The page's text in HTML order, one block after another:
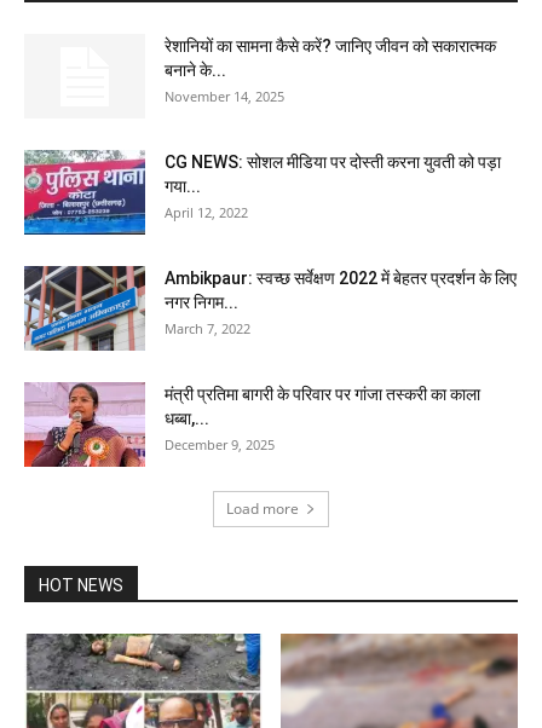
रेशानियों का सामना कैसे करें? जानिए जीवन को सकारात्मक
बनाने के...
November 14, 2025
CG NEWS: सोशल मीडिया पर दोस्ती करना युवती को पड़ा
गया...
April 12, 2022
Ambikpaur: स्वच्छ सर्वेक्षण 2022 में बेहतर प्रदर्शन के लिए
नगर निगम...
March 7, 2022
मंत्री प्रतिमा बागरी के परिवार पर गांजा तस्करी का काला
धब्बा,...
December 9, 2025
Load more
HOT NEWS